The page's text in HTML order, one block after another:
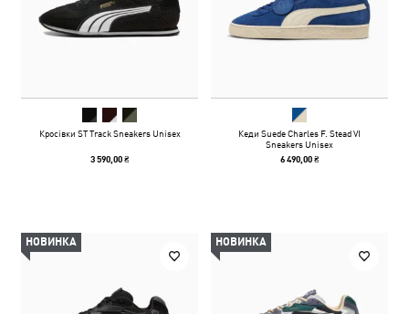
Кросівки ST Track Sneakers Unisex
3 590,00 ₴
Кеди Suede Charles F. Stead VI
Sneakers Unisex
6 490,00 ₴
НОВИНКА НОВИНКА